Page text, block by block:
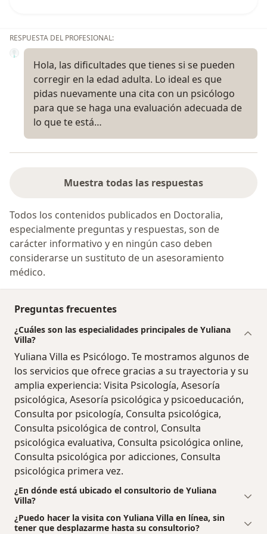
RESPUESTA DEL PROFESIONAL:
Hola, las dificultades que tienes si se pueden
corregir en la edad adulta. Lo ideal es que
pidas nuevamente una cita con un psicólogo
para que se haga una evaluación adecuada de
lo que te está…
Muestra todas las respuestas
Todos los contenidos publicados en Doctoralia,
especialmente preguntas y respuestas, son de
carácter informativo y en ningún caso deben
considerarse un sustituto de un asesoramiento
médico.
Preguntas frecuentes
¿Cuáles son las especialidades principales de Yuliana
Villa?
Yuliana Villa es Psicólogo. Te mostramos algunos de
los servicios que ofrece gracias a su trayectoria y su
amplia experiencia: Visita Psicología, Asesoría
psicológica, Asesoría psicológica y psicoeducación,
Consulta por psicología, Consulta psicológica,
Consulta psicológica de control, Consulta
psicológica evaluativa, Consulta psicológica online,
Consulta psicológica por adicciones, Consulta
psicológica primera vez.
¿En dónde está ubicado el consultorio de Yuliana
Villa?
¿Puedo hacer la visita con Yuliana Villa en línea, sin
tener que desplazarme hasta su consultorio?